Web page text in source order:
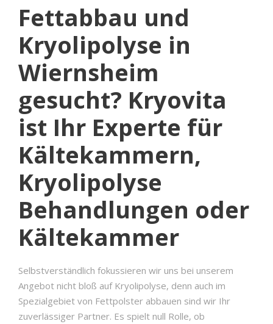
Fettabbau und
Kryolipolyse in
Wiernsheim
gesucht? Kryovita
ist Ihr Experte für
Kältekammern,
Kryolipolyse
Behandlungen oder
Kältekammer
Selbstverständlich fokussieren wir uns bei unserem
Angebot nicht bloß auf Kryolipolyse, denn auch im
Spezialgebiet von Fettpolster abbauen sind wir Ihr
zuverlässiger Partner. Es spielt null Rolle, ob